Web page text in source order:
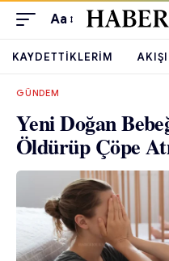
Aa
KAYDETTIKLERIM
GÜNDEM
Yeni Doğan
Öldürüp Çöpe